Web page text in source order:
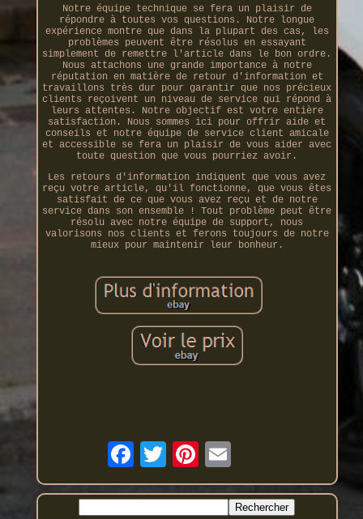
Notre équipe technique se fera un plaisir de
répondre à toutes vos questions. Notre longue
expérience montre que dans la plupart des cas, les
problèmes peuvent être résolus en essayant
simplement de remettre l'article dans le bon ordre.
Nous attachons une grande importance à notre
réputation en matière de retour d'information et
travaillons très dur pour garantir que nos précieux
clients reçoivent un niveau de service qui répond à
leurs attentes. Notre objectif est votre entière
satisfaction. Nous sommes ici pour offrir aide et
conseils et notre équipe de service client amicale
et accessible se fera un plaisir de vous aider avec
toute question que vous pourriez avoir.
Les retours d'information indiquent que vous avez
reçu votre article, qu'il fonctionne, que vous êtes
satisfait de ce que vous avez reçu et de notre
service dans son ensemble ! Tout problème peut être
résolu avec notre équipe de support, nous
valorisons nos clients et ferons toujours de notre
mieux pour maintenir leur bonheur.